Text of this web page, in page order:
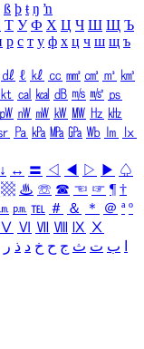
ß þ ŧ ŋ ŉ
Т У Ф Х Ц Ч Ш Щ Ъ
р с т у ф х ц ч ш щ ъ
㎗ ℓ ㎘ ㏄ ㎣ ㎤ ㎥ ㎦
㏏ ㎈ ㎉ ㏈ ㎧ ㎨ ㎰
㎺ ㎻ ㎽ ㎾ ㎿ ㎐ ㎑
㎩ ㎪ ㎫ ㎬ ㏝ ㏐
㏓
↓ ↔ 〓 ◁ ◀ ▷ ▶ ♤
▩ ♨ ☏ ☎ ☜ ☞ ¶ †
㏘ ℡ ＃ ＆ ＊ ＠ ª º
Ⅴ Ⅵ Ⅶ Ⅷ Ⅸ Ⅹ
ب ت ث ج ح خ د ذ ر